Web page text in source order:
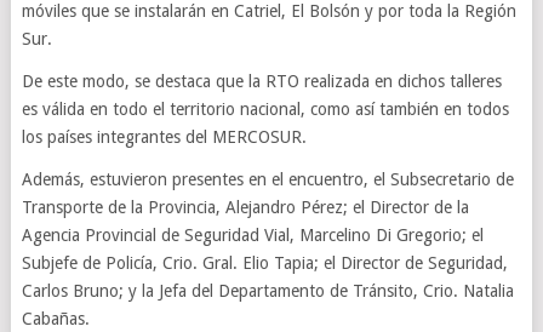
móviles que se instalarán en Catriel, El Bolsón y por toda la Región
Sur.
De este modo, se destaca que la RTO realizada en dichos talleres
es válida en todo el territorio nacional, como así también en todos
los países integrantes del MERCOSUR.
Además, estuvieron presentes en el encuentro, el Subsecretario de
Transporte de la Provincia, Alejandro Pérez; el Director de la
Agencia Provincial de Seguridad Vial, Marcelino Di Gregorio; el
Subjefe de Policía, Crio. Gral. Elio Tapia; el Director de Seguridad,
Carlos Bruno; y la Jefa del Departamento de Tránsito, Crio. Natalia
Cabañas.